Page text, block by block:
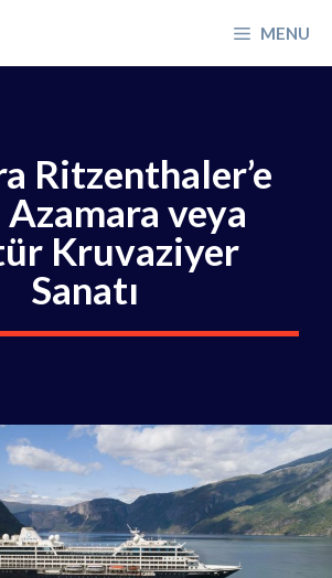
MENU
Ritzenthaler’e
veya
Kruvaziyer
Sanatı